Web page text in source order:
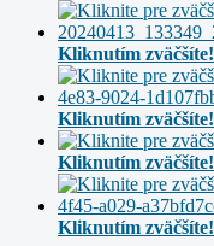
Kliknutím zväčšíte!
Kliknutím zväčšíte!
Kliknutím zväčšíte!
Kliknutím zväčšíte!